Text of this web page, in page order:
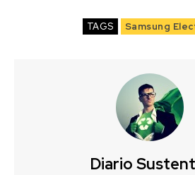
TAGS Samsung
Diario